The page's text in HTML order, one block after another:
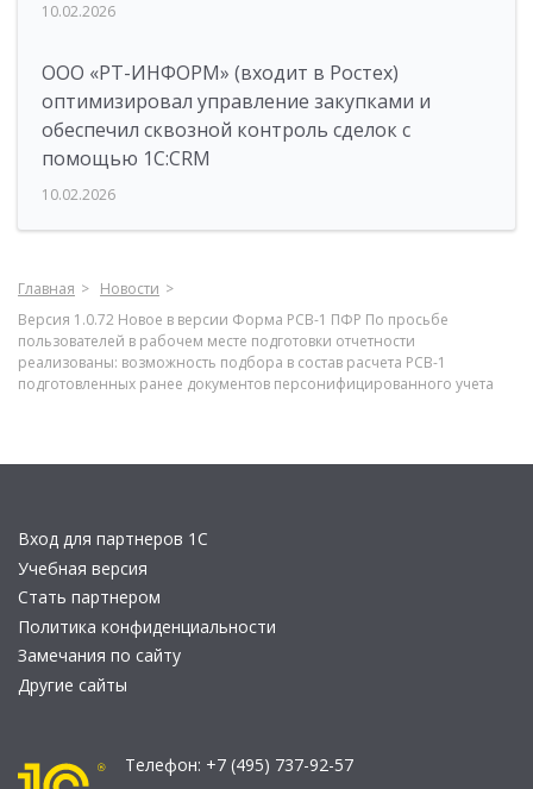
10.02.2026
ООО «РТ-ИНФОРМ» (входит в Ростех)
оптимизировал управление закупками и
обеспечил сквозной контроль сделок с
помощью 1С:CRM
10.02.2026
Главная
Новости
Версия 1.0.72 Новое в версии Форма РСВ-1 ПФР По просьбе
пользователей в рабочем месте подготовки отчетности
реализованы: возможность подбора в состав расчета РСВ-1
подготовленных ранее документов персонифицированного учета
Вход для партнеров 1С
Учебная версия
Стать партнером
Политика конфиденциальности
Замечания по сайту
Другие сайты
Телефон: +7 (495) 737-92-57